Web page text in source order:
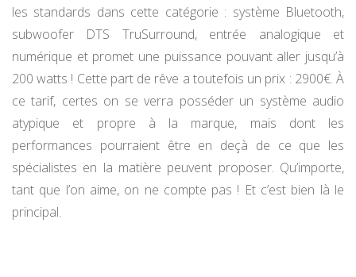
les standards dans cette catégorie : système Bluetooth,
subwoofer DTS TruSurround, entrée analogique et
numérique et promet une puissance pouvant aller jusqu’à
200 watts ! Cette part de rêve a toutefois un prix : 2900€. À
ce tarif, certes on se verra posséder un système audio
atypique et propre à la marque, mais dont les
performances pourraient être en deçà de ce que les
spécialistes en la matière peuvent proposer. Qu’importe,
tant que l’on aime, on ne compte pas ! Et c’est bien là le
principal.